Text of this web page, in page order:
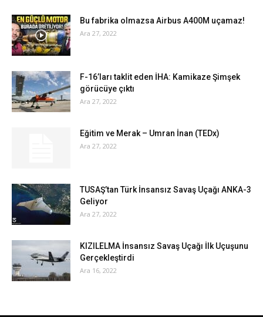
Bu fabrika olmazsa Airbus A400M uçamaz!
Ara 27, 2022
F-16’ları taklit eden İHA: Kamikaze Şimşek
görücüye çıktı
Ara 27, 2022
Eğitim ve Merak – Umran İnan (TEDx)
Ara 27, 2022
TUSAŞ’tan Türk İnsansız Savaş Uçağı ANKA-3
Geliyor
Ara 27, 2022
KIZILELMA İnsansız Savaş Uçağı İlk Uçuşunu
Gerçekleştirdi
Ara 16, 2022